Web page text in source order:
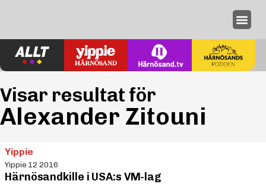
Visar resultat för
Alexander Zitouni
Yippie
Yippie 12 2016
Härnösandkille i USA:s VM-lag